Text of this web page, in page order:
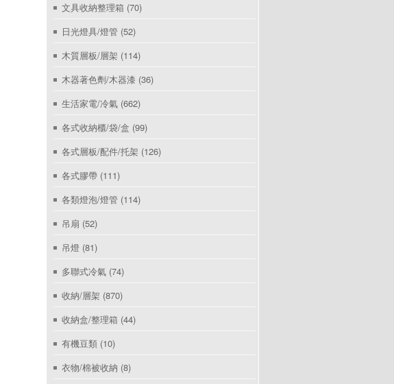
文具收納整理箱 (70)
日光燈具/燈管 (52)
木質層板/層架 (114)
木器著色劑/木器漆 (36)
生活家電/冷氣 (662)
各式收納櫃/袋/盒 (99)
各式層板/配件/托架 (126)
各式膠帶 (111)
各類燈泡/燈管 (114)
吊扇 (52)
吊燈 (81)
多聯式冷氣 (74)
收納/層架 (870)
收納盒/整理箱 (44)
有機豆類 (10)
衣物/棉被收納 (8)